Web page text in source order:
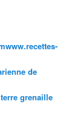
de
grenaille